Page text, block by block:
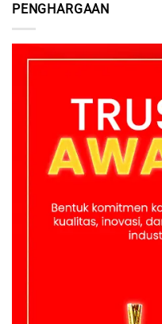
PENGHARGAAN